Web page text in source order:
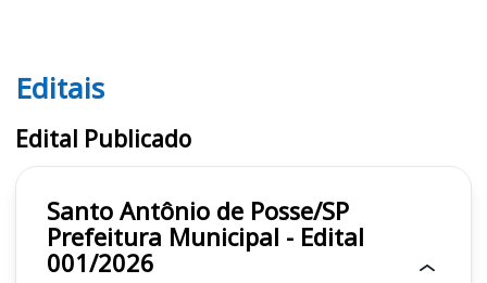
Editais
Editais
Edital Publicado
Santo Antônio de Posse/SP
Prefeitura Municipal - Edital
001/2026